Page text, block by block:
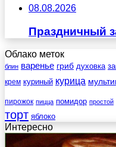
08.08.2026
Праздничный
Облако меток
блин варенье гриб духовка
крем куриный курица
пирожок пицца помидор простой
торт яблоко
Интересно